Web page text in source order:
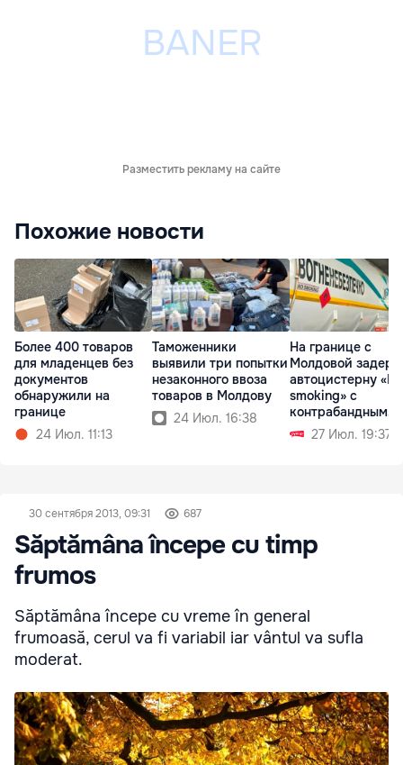
Разместить рекламу на сайте
Похожие новости
Более 400 товаров
для младенцев без
документов
обнаружили на
границе
24 Июл. 11:13
Таможенники
выявили три попытки
незаконного ввоза
товаров в Молдову
24 Июл. 16:38
На границе с
Молдовой
автоцистерну «No
smoking» с
контрабандным
табаком
27 Июл. 19:37
30 сентября 2013, 09:31 687
Săptămâna începe cu timp
frumos
Săptămâna începe cu vreme în general
frumoasă, cerul va fi variabil iar vântul va sufla
moderat.